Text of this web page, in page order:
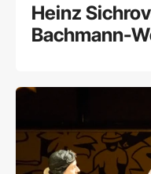
Heinz
Bachmann-